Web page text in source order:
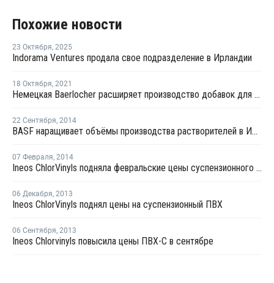
Похожие новости
23 Октября, 2025
Indorama Ventures продала свое подразделение в Ирландии
18 Октября, 2021
Немецкая Baerlocher расширяет производство добавок для ПВХ в Великобритании
22 Сентября, 2014
BASF наращивает объёмы производства растворителей в Ирландии
07 Февраля, 2014
Ineos ChlorVinyls подняла февральские цены суспензионного ПВХ
06 Декабря, 2013
Ineos ChlorVinyls поднял цены на суспензионный ПВХ
06 Сентября, 2013
Ineos Chlorvinyls повысила цены ПВХ-С в сентябре